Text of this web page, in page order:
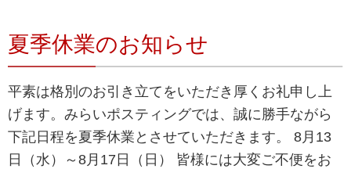
夏季休業のお知らせ
平素は格別のお引き立てをいただき厚くお礼申し上
げます。みらいポスティングでは、誠に勝手ながら
下記日程を夏季休業とさせていただきます。 8月13
日（水）～8月17日（日） 皆様には大変ご不便をお